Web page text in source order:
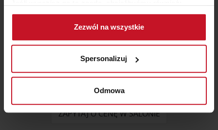
Gromadzić dane dotyczące Twojej lokalizacji
geograficznej z dokładnością nawet do kilku metrów
Identyfikować Twoje urządzenie, aktywnie
(fingerprinting, czyli wirtualny odcisk palca)
Dowiedz się więcej odnośnie tego, jak Twoje osobiste
dane są przetwarzane oraz ustaw własne preferencje w
zmienić lub wycofać swoją zgodę w dowolnej chwili.
Zezwól na wszystkie
Spersonalizuj
Odmowa
KRZESŁO UNI
ZAPYTAJ O CENĘ W SALONIE